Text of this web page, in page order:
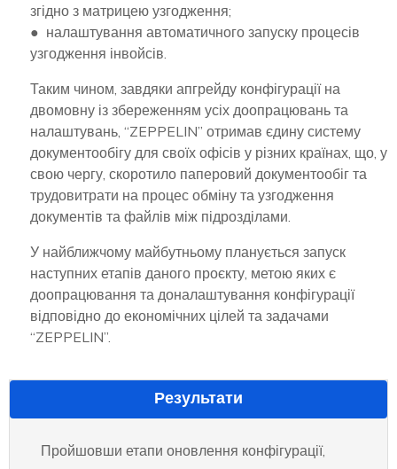
згідно з матрицею узгодження;
● налаштування автоматичного запуску процесів
узгодження інвойсів.
Таким чином, завдяки апгрейду конфігурації на
двомовну із збереженням усіх доопрацювань та
налаштувань, “ZEPPELIN” отримав єдину систему
документообігу для своїх офісів у різних країнах, що, у
свою чергу, скоротило паперовий документообіг та
трудовитрати на процес обміну та узгодження
документів та файлів між підрозділами.
У найближчому майбутньому планується запуск
наступних етапів даного проєкту, метою яких є
доопрацювання та доналаштування конфігурації
відповідно до економічних цілей та задачами
“ZEPPELIN”.
Результати
Пройшовши етапи оновлення конфігурації,